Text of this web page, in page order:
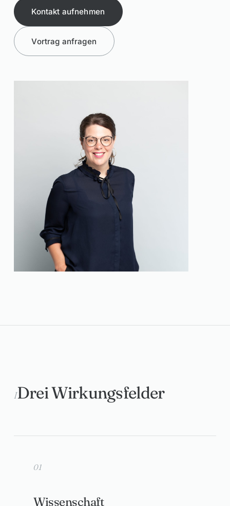
Kontakt aufnehmen
Vortrag anfragen
IDrei Wirkungsfelder
01
Wissenschaft